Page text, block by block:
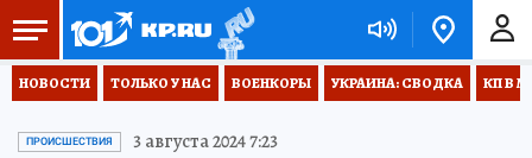
НОВОСТИ ТОЛЬКО У НАС ВОЕНКОРЫ УКРАИНА: СВОДКА КП В
ПРОИСШЕСТВИЯ 3 августа 2024 7:23